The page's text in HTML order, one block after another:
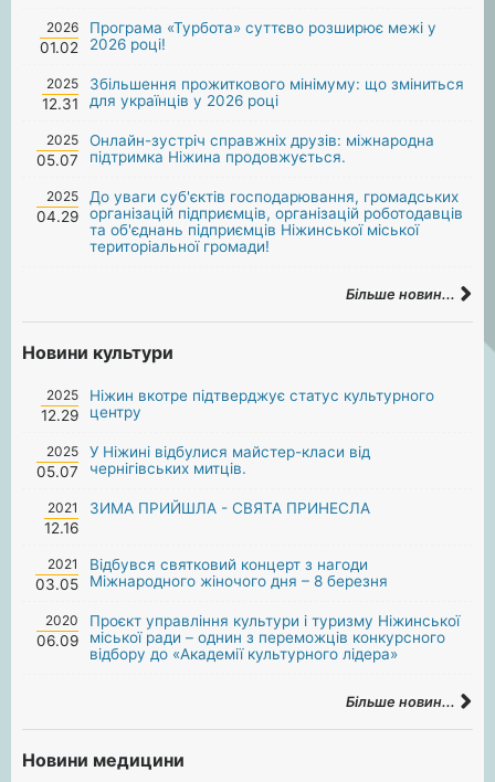
2026
01.02
Програма «Турбота» суттєво розширює межі у
2026 році!
2025
12.31
Збільшення прожиткового мінімуму: що зміниться
для українців у 2026 році
2025
05.07
Онлайн-зустріч справжніх друзів: міжнародна
підтримка Ніжина продовжується.
2025
04.29
До уваги суб'єктів господарювання, громадських
організацій підприємців, організацій роботодавців
та об'єднань підприємців Ніжинської міської
територіальної громади!
Більше новин...
Новини культури
2025
12.29
Ніжин вкотре підтверджує статус культурного
центру
2025
05.07
У Ніжині відбулися майстер-класи від
чернігівських митців.
2021
12.16
ЗИМА ПРИЙШЛА - СВЯТА ПРИНЕСЛА
2021
03.05
Відбувся святковий концерт з нагоди
Міжнародного жіночого дня – 8 березня
2020
06.09
Проєкт управління культури і туризму Ніжинської
міської ради – однин з переможців конкурсного
відбору до «Академії культурного лідера»
Більше новин...
Новини медицини